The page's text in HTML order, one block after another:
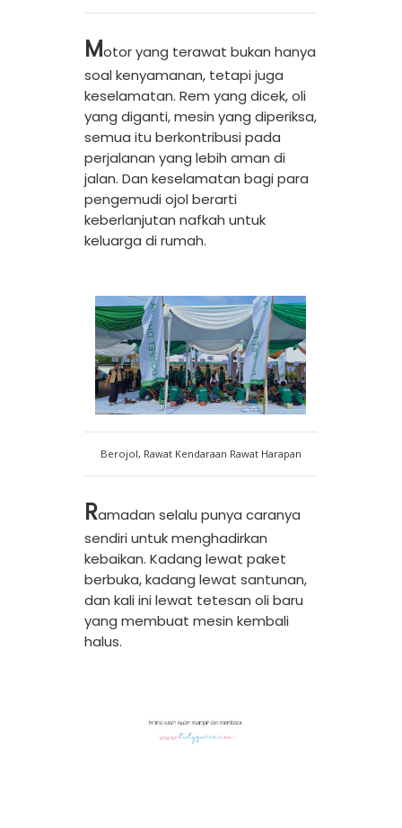
Motor yang terawat bukan hanya
soal kenyamanan, tetapi juga
keselamatan. Rem yang dicek, oli
yang diganti, mesin yang diperiksa,
semua itu berkontribusi pada
perjalanan yang lebih aman di
jalan. Dan keselamatan bagi para
pengemudi ojol berarti
keberlanjutan nafkah untuk
keluarga di rumah.
Berojol, Rawat Kendaraan Rawat Harapan
Ramadan selalu punya caranya
sendiri untuk menghadirkan
kebaikan. Kadang lewat paket
berbuka, kadang lewat santunan,
dan kali ini lewat tetesan oli baru
yang membuat mesin kembali
halus.